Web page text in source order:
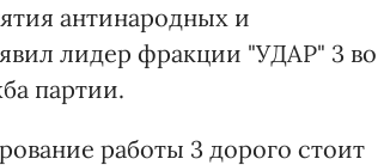
антинародных и
лидер фракции "УДАР" 3 во
партии.
работы 3 дорого стоит